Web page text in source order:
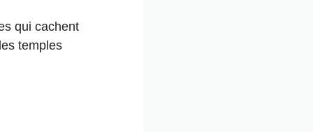
qui cachent
temples